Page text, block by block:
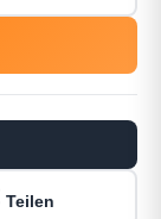
Teilen